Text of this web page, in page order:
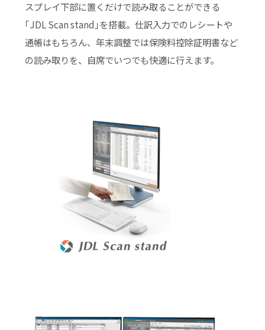
スプレイ下部に置くだけで読み取ることができる
｢JDL Scan stand｣を搭載。仕訳入力でのレシートや
通帳はもちろん、年末調整では保険料控除証明書など
の読み取りを、自席でいつでも快適に行えます。